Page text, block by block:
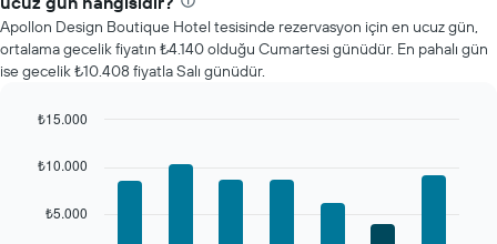
Apollon Design Boutique Hotel tesisinde rezervasyon için en ucuz gün,
ortalama gecelik fiyatın ₺4.140 olduğu Cumartesi günüdür. En pahalı gün
ise gecelik ₺10.408 fiyatla Salı günüdür.
chart
bars.
graphic.
₺5.000
₺10.000
₺15.000